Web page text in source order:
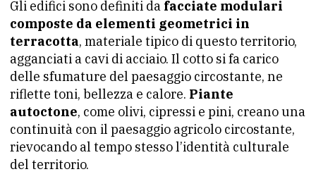
Gli edifici sono definiti da facciate modulari
composte da elementi geometrici in
terracotta, materiale tipico di questo territorio,
agganciati a cavi di acciaio. Il cotto si fa carico
delle sfumature del paesaggio circostante, ne
riflette toni, bellezza e calore. Piante
autoctone, come olivi, cipressi e pini, creano una
continuità con il paesaggio agricolo circostante,
rievocando al tempo stesso l’identità culturale
del territorio.